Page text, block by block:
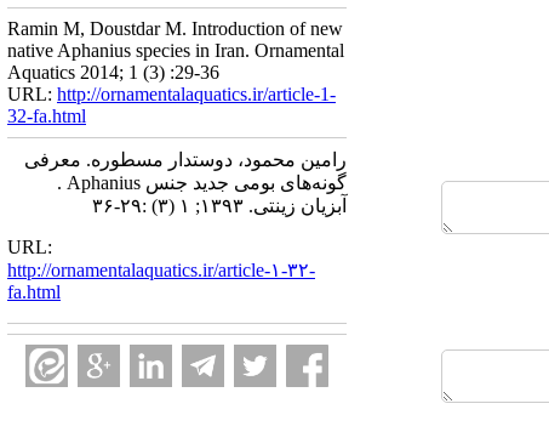
Ramin M, Doustdar M. Introduction of new
native Aphanius species in Iran. Ornamental
Aquatics 2014; 1 (3) :29-36
URL: http://ornamentalaquatics.ir/article-1-
32-fa.html
رامین محمود، دوستدار مسطوره. معرفی
گونه‌های بومی جدید جنس Aphanius .
آبزیان زینتی. ۱۳۹۳; ۱ (۳) :۲۹-۳۶
URL:
http://ornamentalaquatics.ir/article-۱-۳۲-
fa.html